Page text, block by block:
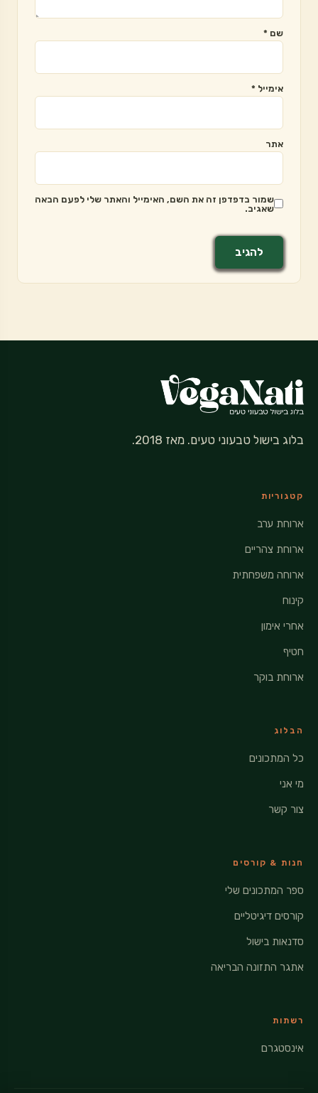
שם *
אימייל *
אתר
שמור בדפדפן זה את השם, האימייל והאתר שלי לפעם הבאה
שאגיב.
בלוג בישול טבעוני טעים. מאז 2018.
קטגוריות
ארוחת ערב
ארוחת צהריים
ארוחה משפחתית
קינוח
אחרי אימון
חטיף
ארוחת בוקר
הבלוג
כל המתכונים
מי אני
צור קשר
חנות & קורסים
ספר המתכונים שלי
קורסים דיגיטליים
סדנאות בישול
אתגר התזונה הבריאה
רשתות
אינסטגרם